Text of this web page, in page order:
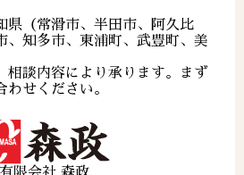
県（常滑市、半田市、阿久比
、知多市、東浦町、武豊町、美
談内容により承ります。まず
わせください。
有限会社 森政